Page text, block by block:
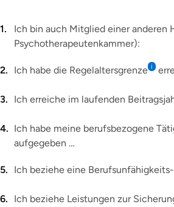
Ich bin auch Mitglied einer anderen
Psychotherapeutenkammer):
Ich habe die Regelaltersgrenze i
Ich erreiche im laufenden
Ich habe meine berufsbezogene
aufgegeben …
Ich beziehe eine
Ich beziehe Leistungen zur